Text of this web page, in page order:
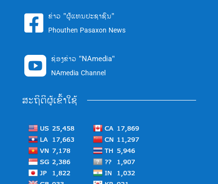
 ຂ່າວ "ຜູ້ແທນປະຊາຊົນ"
Phouthen Pasaxon News
 ຊ່ອງຂ່າວ "NAmedia"
NAmedia Channel
ສະຖິຕິຜູ້ເຂົ້າໃຊ້